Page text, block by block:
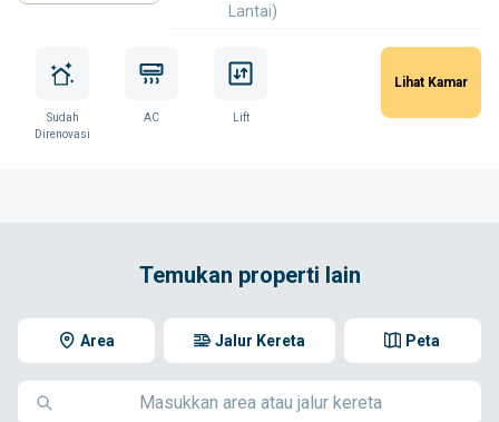
Lantai)
Sudah
Direnovasi
AC Lift
Lihat Kamar
Temukan properti lain
Area Peta
Jalur Kereta